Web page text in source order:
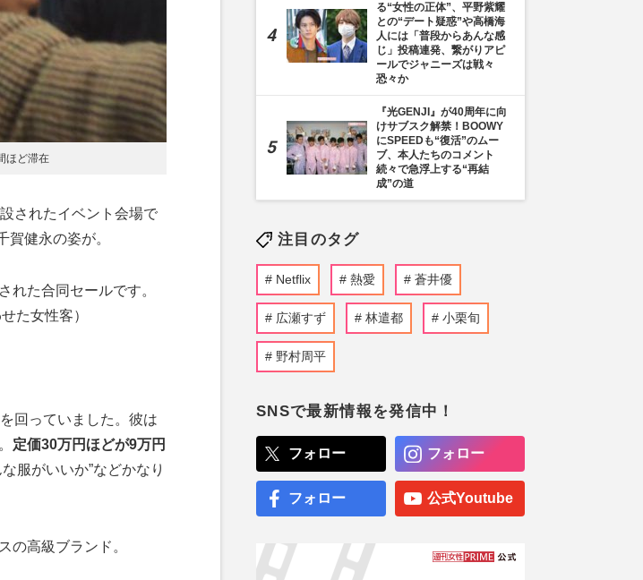
ほど滞在
されたイベント会場で
健永の姿が。
れた合同セールです。
た女性客）
回っていました。彼は
定価30万円ほどが9万円
服がいいか”などかなり
の高級ブランド。
る“女性の正体”、平野紫耀
との“デート疑惑”や高橋海
人には「普段からあんな感
じ」投稿連発、繋がりアピ
ールでジャニーズは戦々
恐々か
『光GENJI』が40周年に向
けサブスク解禁！BOOWY
にSPEEDも“復活”のムー
ブ、本人たちのコメント
続々で急浮上する“再結
成”の道
注目のタグ
Netflix 熱愛 蒼井優
広瀬すず 林遣都 小栗旬
野村周平
SNSで最新情報を発信中！
フォロー フォロー
フォロー 公式Youtube